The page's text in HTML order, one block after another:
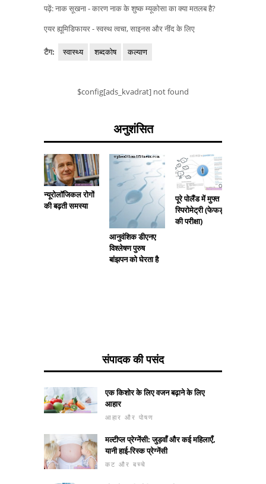
पढ़ें: नाक सूखना - कारण नाक के शुष्क म्यूकोसा का क्या मतलब है?
एयर ह्यूमिडिफायर - स्वस्थ त्वचा, साइनस और नींद के लिए
टैग: स्वास्थ्य शब्दकोष कल्याण
$config[ads_kvadrat] not found
अनुशंसित
न्यूरोलॉजिकल रोगों
की बढ़ती समस्या
आनुवंशिक डीएनए
विश्लेषण पुरुष
बांझपन को घेरता है
पूरे पोलैंड में मुफ्त
स्पिरोमेट्री (फेफड़ों
की परीक्षा)
संपादक की पसंद
एक किशोर के लिए वजन बढ़ाने के लिए
आहार
आहार और पोषण
मल्टीप्ल प्रेग्नेंसी: जुड़वाँ और कई महिलाएँ,
यानी हाई-रिस्क प्रेग्नेंसी
कट और बच्चे